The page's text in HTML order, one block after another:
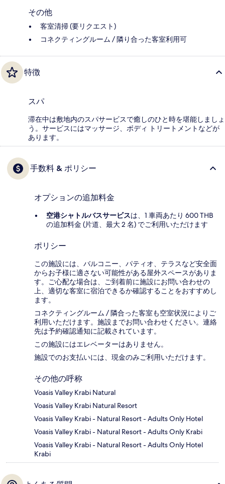
その他
客室清掃 (要リクエスト)
コネクティングルーム / 隣り合った客室利用可
特徴
スパ
滞在中は敷地内のスパサービスで癒しのひと時を堪能しましょ
う。サービスにはマッサージ、ボディ トリートメントなどが
あります。
手数料 & ポリシー
オプションの追加料金
空港シャトルバスサービスは、1 車両あたり 600 THB
の追加料金 (片道、最大 2 名) でご利用いただけます
ポリシー
この施設には、バルコニー、パティオ、テラスなど安全面
からお子様に適さない可能性がある屋外スペースがありま
す。ご心配な場合は、ご到着前に施設にお問い合わせの
上、適切な客室に宿泊できるか確認することをおすすめし
ます。
コネクティングルーム / 隣合った客室も空室状況によりご
利用いただけます。施設までお問い合わせください。連絡
先は予約確認通知に記載されています。
この施設にはエレベーターはありません。
施設でのお支払いには、現金のみご利用いただけます。
その他の呼称
Voasis Valley Krabi Natural
Voasis Valley Krabi Natural Resort
Voasis Valley Krabi - Natural Resort - Adults Only Hotel
Voasis Valley Krabi - Natural Resort - Adults Only Krabi
Voasis Valley Krabi - Natural Resort - Adults Only Hotel
Krabi